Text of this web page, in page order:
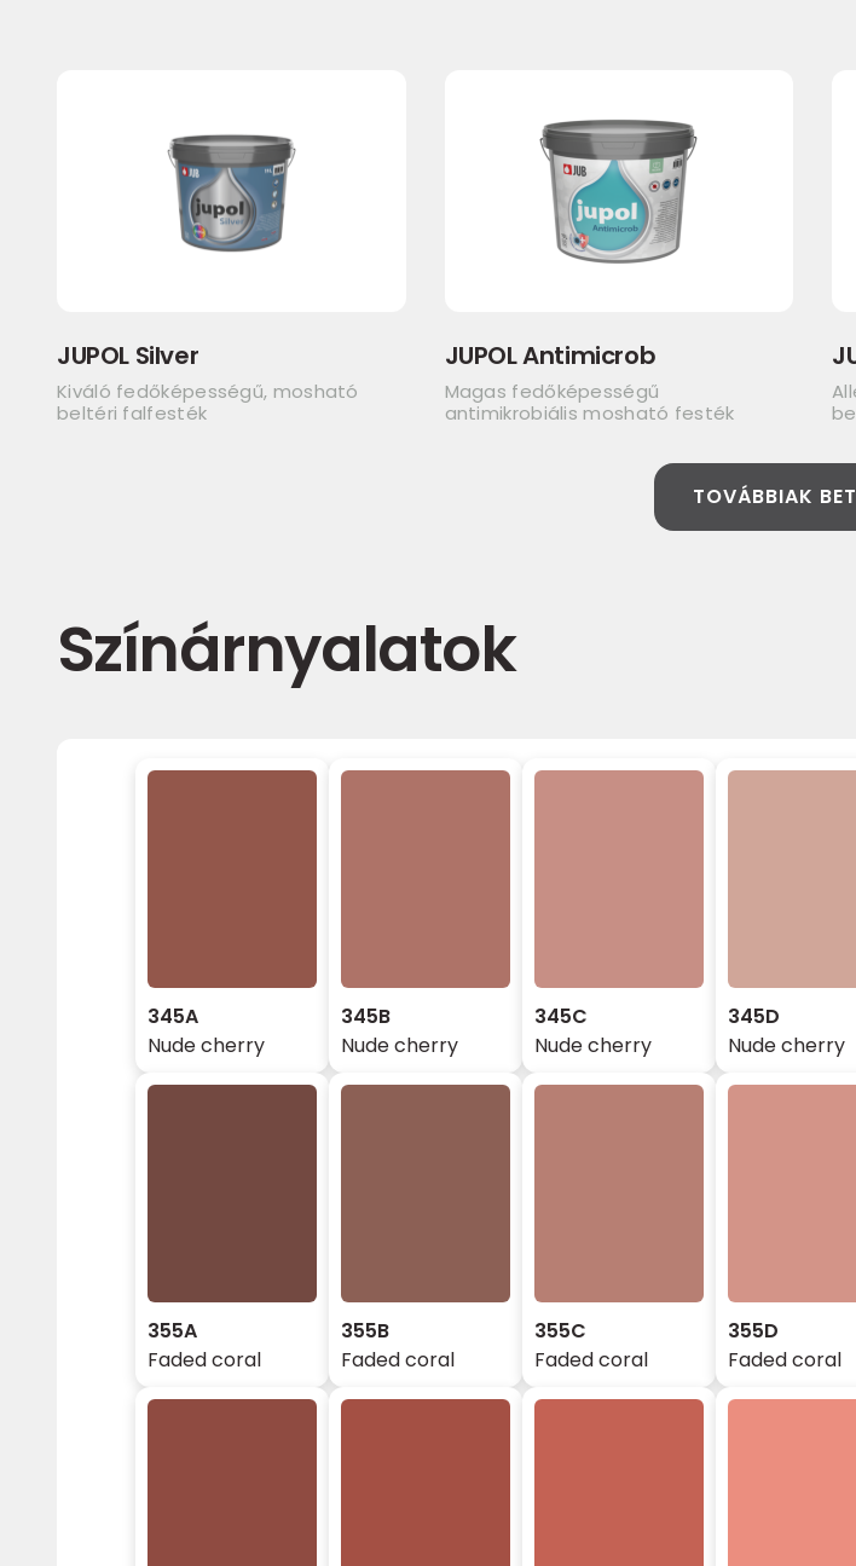
JUPOL Silver
Kiváló fedőképességű, mosható
beltéri falfesték
JUPOL Antimicrob
Magas fedőképességű
antimikrobiális mosható festék
TOVÁBBIAK
Színárnyalatok
345A
Nude cherry
345B
Nude cherry
345C
Nude cherry
345D
Nude cherry
355A
Faded coral
355B
Faded coral
355C
Faded coral
355D
Faded coral